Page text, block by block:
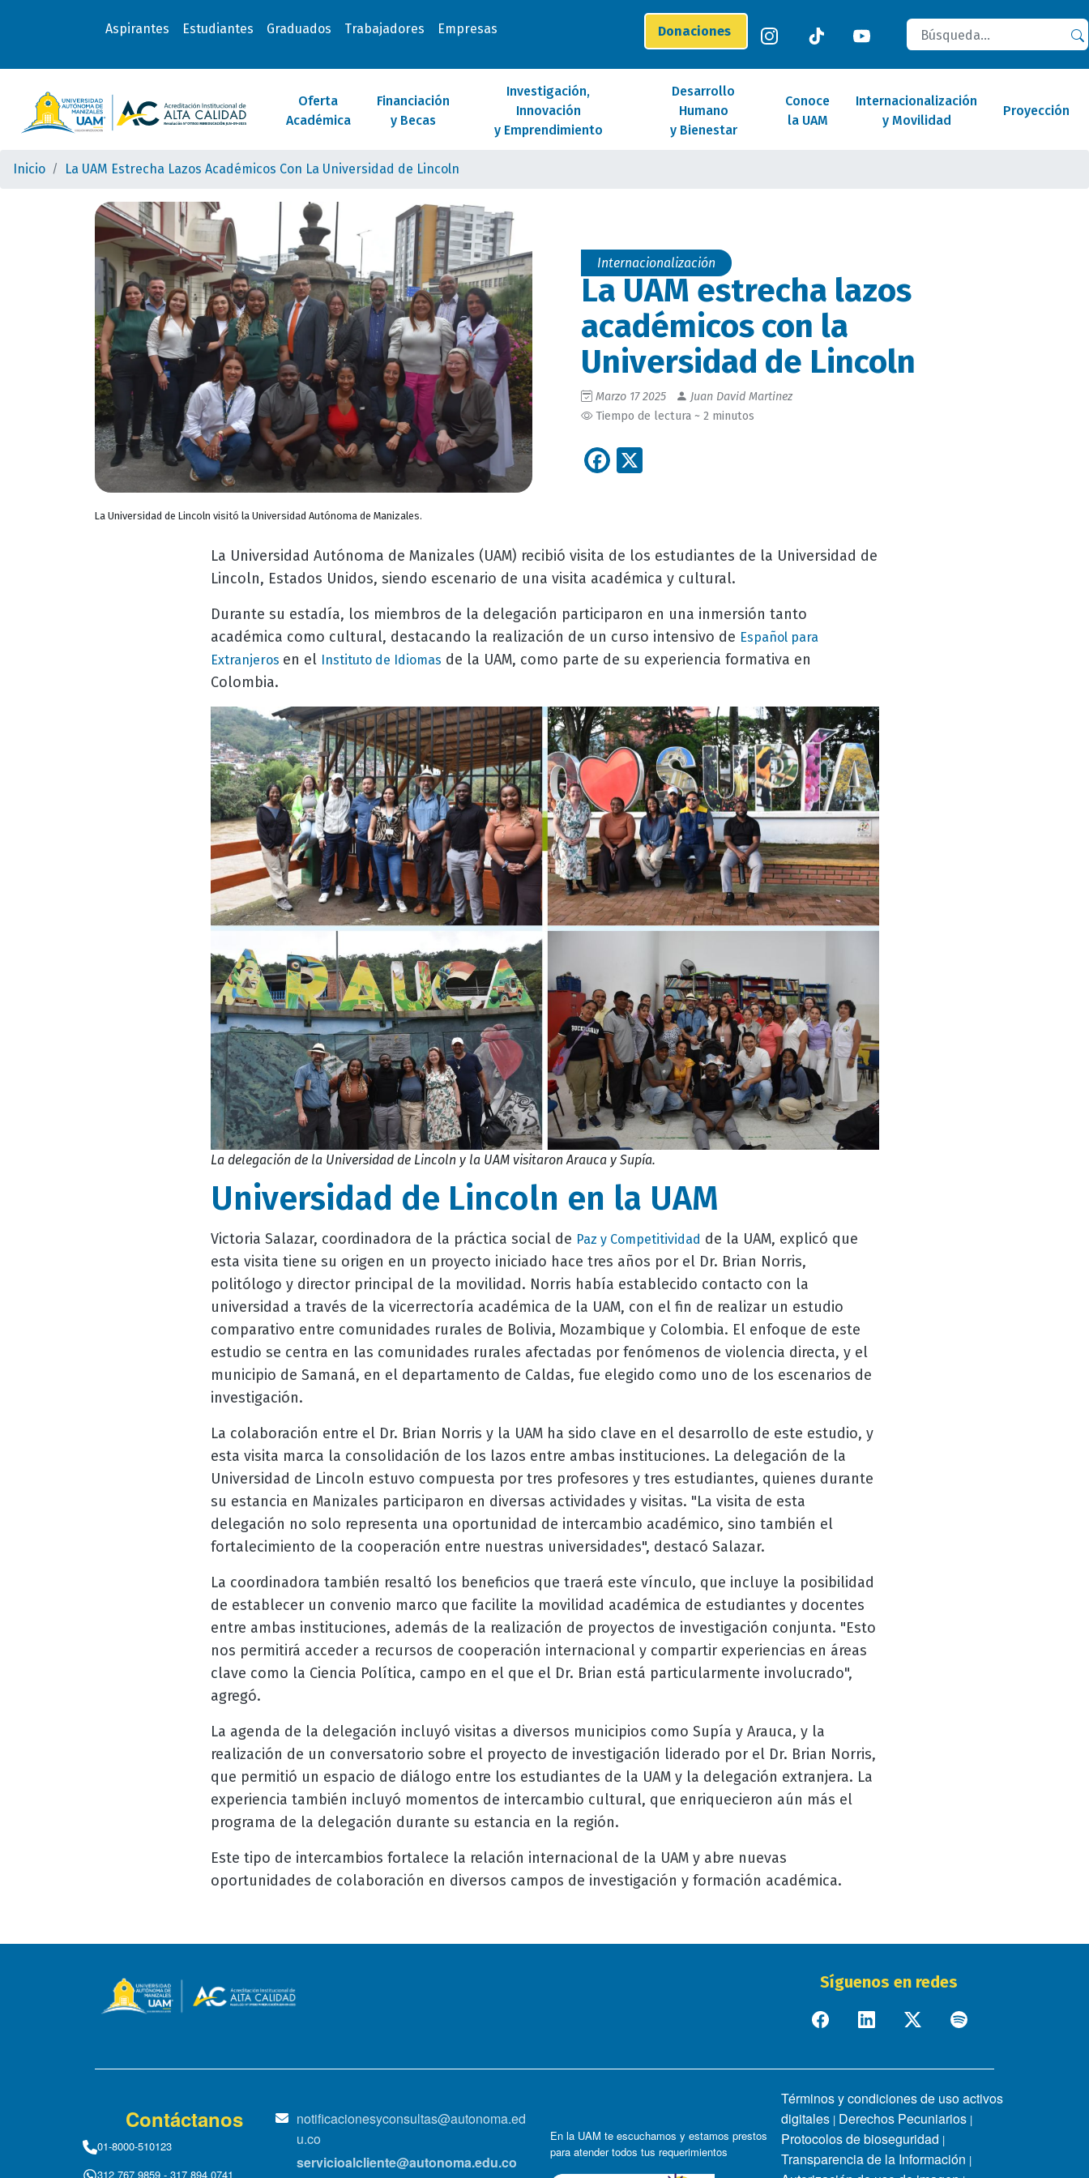
Aspirantes Estudiantes Graduados Trabajadores Empresas Donaciones
Buscar
Oferta
Académica
Financiación
y Becas
Investigación,
Innovación
y Emprendimiento
Desarrollo
Humano
y Bienestar
Conoce
la UAM
Internacionalización
y Movilidad
Proyección
Inicio La UAM Estrecha Lazos Académicos Con La Universidad de Lincoln
La Universidad de Lincoln visitó la Universidad Autónoma de Manizales.
Internacionalización
La UAM estrecha lazos
académicos con la
Universidad de Lincoln
Marzo 17 2025
Juan David Martinez
Tiempo de lectura ~ 2 minutos
Facebook
La Universidad Autónoma de Manizales (UAM) recibió visita de los estudiantes de la Universidad de
Lincoln, Estados Unidos, siendo escenario de una visita académica y cultural.
Durante su estadía, los miembros de la delegación participaron en una inmersión tanto
académica como cultural, destacando la realización de un curso intensivo de Español para
Extranjeros en el Instituto de Idiomas de la UAM, como parte de su experiencia formativa en
Colombia.
La delegación de la Universidad de Lincoln y la UAM visitaron Arauca y Supía.
Universidad de Lincoln en la UAM
Victoria Salazar, coordinadora de la práctica social de Paz y Competitividad de la UAM, explicó que
esta visita tiene su origen en un proyecto iniciado hace tres años por el Dr. Brian Norris,
politólogo y director principal de la movilidad. Norris había establecido contacto con la
universidad a través de la vicerrectoría académica de la UAM, con el fin de realizar un estudio
comparativo entre comunidades rurales de Bolivia, Mozambique y Colombia. El enfoque de este
estudio se centra en las comunidades rurales afectadas por fenómenos de violencia directa, y el
municipio de Samaná, en el departamento de Caldas, fue elegido como uno de los escenarios de
investigación.
La colaboración entre el Dr. Brian Norris y la UAM ha sido clave en el desarrollo de este estudio, y
esta visita marca la consolidación de los lazos entre ambas instituciones. La delegación de la
Universidad de Lincoln estuvo compuesta por tres profesores y tres estudiantes, quienes durante
su estancia en Manizales participaron en diversas actividades y visitas. "La visita de esta
delegación no solo representa una oportunidad de intercambio académico, sino también el
fortalecimiento de la cooperación entre nuestras universidades", destacó Salazar.
La coordinadora también resaltó los beneficios que traerá este vínculo, que incluye la posibilidad
de establecer un convenio marco que facilite la movilidad académica de estudiantes y docentes
entre ambas instituciones, además de la realización de proyectos de investigación conjunta. "Esto
nos permitirá acceder a recursos de cooperación internacional y compartir experiencias en áreas
clave como la Ciencia Política, campo en el que el Dr. Brian está particularmente involucrado",
agregó.
La agenda de la delegación incluyó visitas a diversos municipios como Supía y Arauca, y la
realización de un conversatorio sobre el proyecto de investigación liderado por el Dr. Brian Norris,
que permitió un espacio de diálogo entre los estudiantes de la UAM y la delegación extranjera. La
experiencia también incluyó momentos de intercambio cultural, que enriquecieron aún más el
programa de la delegación durante su estancia en la región.
Este tipo de intercambios fortalece la relación internacional de la UAM y abre nuevas
oportunidades de colaboración en diversos campos de investigación y formación académica.
Síguenos en redes
Contáctanos
01-8000-510123
312 767 9859 - 317 894 0741
notificacionesyconsultas@autonoma.ed
u.co
servicioalcliente@autonoma.edu.co
En la UAM te escuchamos y estamos prestos
para atender todos tus requerimientos
Términos y condiciones de uso activos
digitales | Derechos Pecuniarios |
Protocolos de bioseguridad |
Transparencia de la Información |